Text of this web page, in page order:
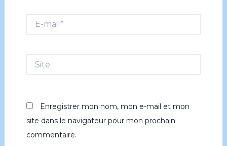
mail*
Enregistrer mon nom, mon e-mail et mon
site dans le navigateur pour mon prochain
commentaire.